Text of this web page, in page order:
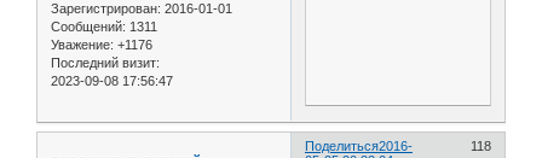
Зарегистрирован: 2016-01-01
Сообщений: 1311
Уважение: +1176
Последний визит:
2023-09-08 17:56:47
Поделиться 118
2016-